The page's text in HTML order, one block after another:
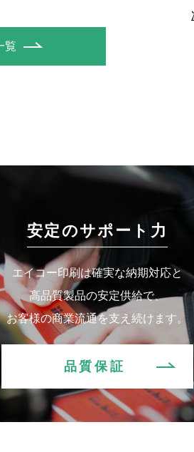
覧
安定のサポート力
エイコー印刷は確実な納期対応と
高品質製品の安定供給で、
お客様の商業流通を支え続けます。
品質保証